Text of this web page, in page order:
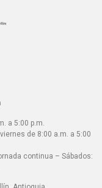
a 5:00 p.m.
de 8:00 a.m. a 5:00
continua – Sábados: